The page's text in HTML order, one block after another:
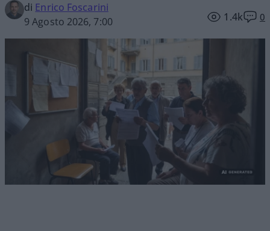
di Enrico Foscarini
9 Agosto 2026, 7:00
1.4k 0